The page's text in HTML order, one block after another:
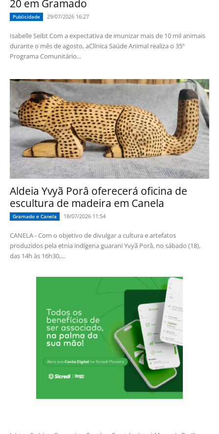
20 em Gramado
Publicidade 29/07/2026 16:27
Isabelle Seibt Com a expectativa de imunizar mais de 10 mil animais
durante o mês de agosto, aClínica Saúde Animal realiza o 35º
Programa Comunitário...
Aldeia Yvyã Porâ oferecerá oficina de
escultura de madeira em Canela
Gramado e Canela 18/07/2026 11:54
CANELA - Com o objetivo de divulgar a cultura e artefatos
produzidos pela etnia indígena guarani Yvyã Porâ, no sábado (18),
das 14h às 16h30,...